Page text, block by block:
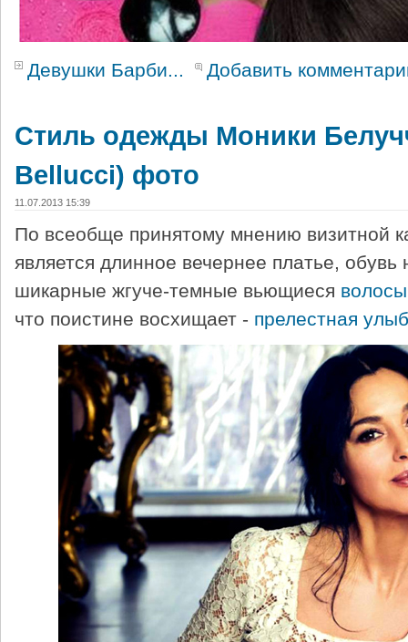
Девушки Барби... Добавить
Стиль одежды Моники
Bellucci) фото
11.07.2013 15:39
По всеобще принятому мнению визитной
является длинное вечернее платье,
шикарные жгуче-темные вьющиеся волосы
что поистине восхищает - прелестная